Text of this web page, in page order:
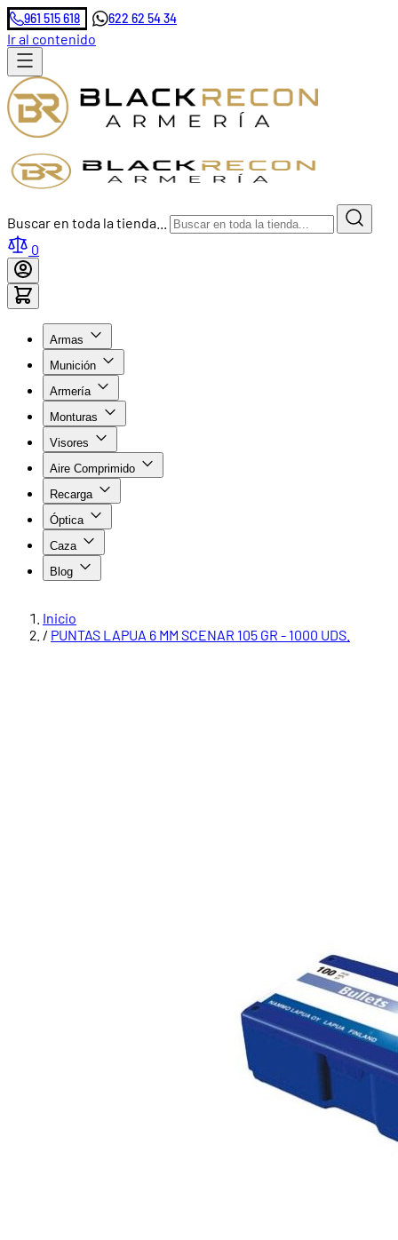
961 515 618 622 62 54 34
Ir al contenido
Buscar en toda la tienda...
0
Armas
Munición
Armería
Monturas
Visores
Aire Comprimido
Recarga
Óptica
Caza
Blog
Inicio
/ PUNTAS LAPUA 6 MM SCENAR 105 GR - 1000 UDS.